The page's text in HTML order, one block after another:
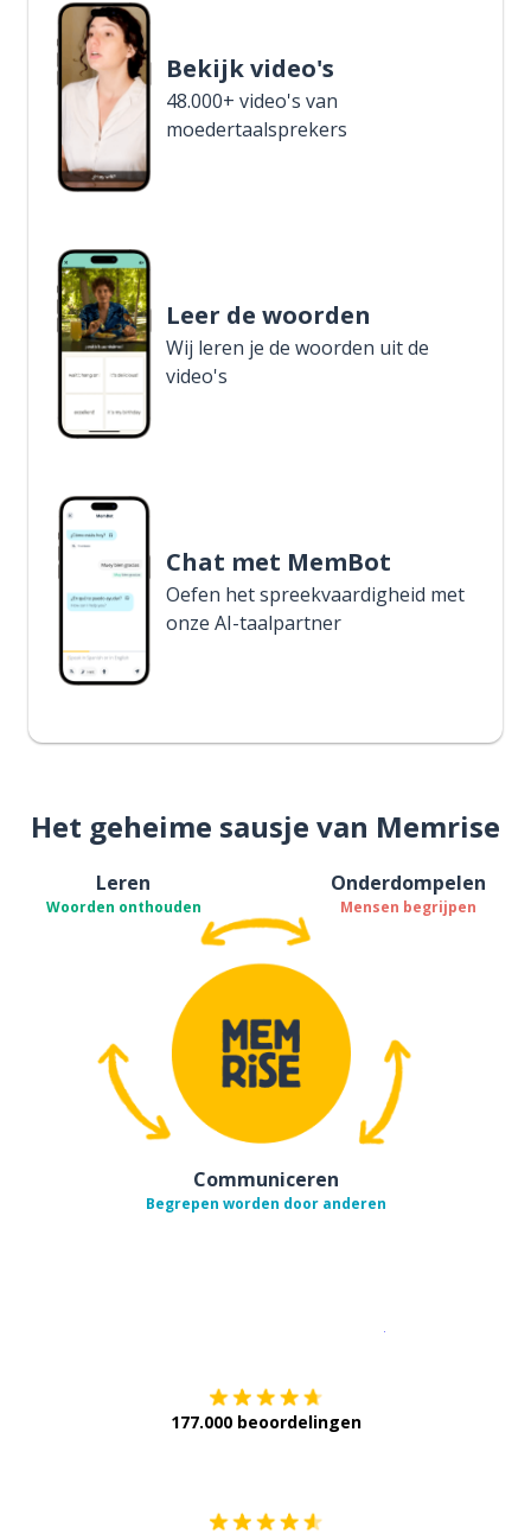
Bekijk video's
48.000+ video's van
moedertaalsprekers
Leer de woorden
Wij leren je de woorden uit de
video's
Chat met MemBot
Oefen het spreekvaardigheid met
onze AI-taalpartner
Het geheime sausje van Memrise
Leren
Woorden onthouden
Onderdompelen
Mensen begrijpen
Communiceren
Begrepen worden door anderen
177.000 beoordelingen